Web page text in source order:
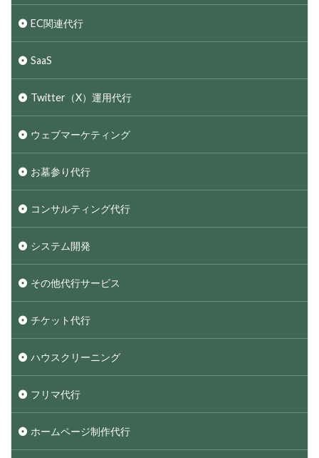
EC関連代行
SaaS
Twitter（X）運用代行
ウェブマーケティング
お墓参り代行
コンサルティング代行
システム開発
その他代行サービス
チケット代行
ハウスクリーニング
フリマ代行
ホームページ制作代行